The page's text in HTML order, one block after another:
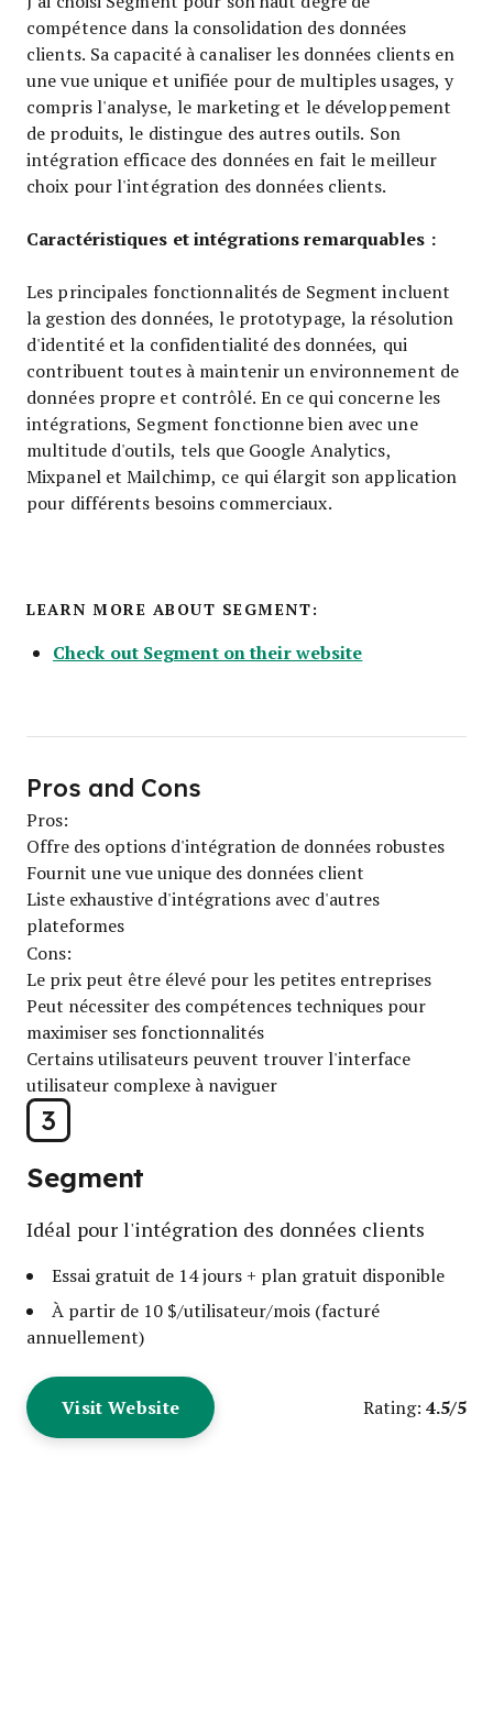
compétence dans la consolidation des données
clients. Sa capacité à canaliser les données clients en
une vue unique et unifiée pour de multiples usages, y
compris l'analyse, le marketing et le développement
de produits, le distingue des autres outils. Son
intégration efficace des données en fait le meilleur
choix pour l'intégration des données clients.
Caractéristiques et intégrations remarquables :
Les principales fonctionnalités de Segment incluent
la gestion des données, le prototypage, la résolution
d'identité et la confidentialité des données, qui
contribuent toutes à maintenir un environnement de
données propre et contrôlé. En ce qui concerne les
intégrations, Segment fonctionne bien avec une
multitude d'outils, tels que Google Analytics,
Mixpanel et Mailchimp, ce qui élargit son application
pour différents besoins commerciaux.
LEARN MORE ABOUT SEGMENT:
Check out Segment on their website
3
Segment
Idéal pour l'intégration des données clients
Essai gratuit de 14 jours + plan gratuit disponible
À partir de 10 $/utilisateur/mois (facturé
annuellement)
Visit Website Rating: 4.5/5
Pros and Cons
Pros:
Offre des options d'intégration de données robustes
Fournit une vue unique des données client
Liste exhaustive d'intégrations avec d'autres
plateformes
Cons:
Le prix peut être élevé pour les petites entreprises
Peut nécessiter des compétences techniques pour
maximiser ses fonctionnalités
Certains utilisateurs peuvent trouver l'interface
utilisateur complexe à naviguer